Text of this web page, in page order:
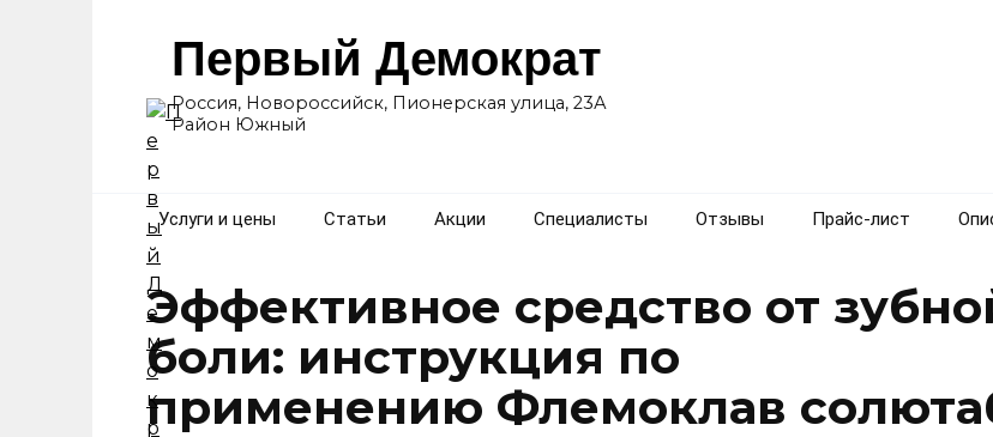
Первый Демократ
Россия, Новороссийск, Пионерская улица, 23А
Район Южный
Услуги и цены Статьи Акции Специалисты Отзывы Прайс-лист
Эффективное средство от
боли: инструкция по
применению Флемоклав